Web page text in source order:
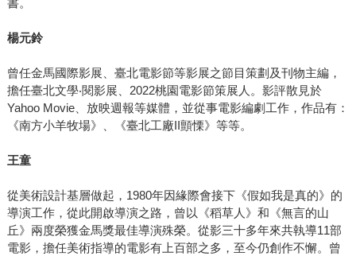
書。
楊元鈴
曾任金馬國際影展、臺北電影節等影展之節目策劃及刊物主編，
擔任臺北文學‧閱影展、2022桃園電影節策展人。影評散見於
Yahoo Movie、放映週報等媒體，並從事電影編劇工作，作品有：
《南方小羊牧場》、《臺北工廠II顫慄》等等。
王童
從美術設計基層做起，1980年因緣際會接下《假如我是真的》的
導演工作，從此開啟導演之路，曾以《稻草人》和《無言的山
丘》兩度榮獲金馬獎最佳導演殊榮。從影三十多年來共執導11部
電影，擔任美術指導的電影有上百部之多，至今仍創作不懈。曾